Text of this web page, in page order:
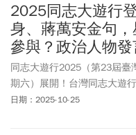
2025同志大遊行
身、蔣萬安金句
參與？政治人物
同志大遊行2025（第23屆
期六）展開！台灣同志大遊
（多元性別）遊行之一，主
日期：2025-10-25